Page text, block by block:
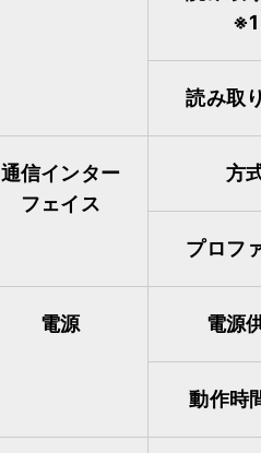
※1
読み取
通信インター
フェイス
方
プロフ
電源 電源
動作時